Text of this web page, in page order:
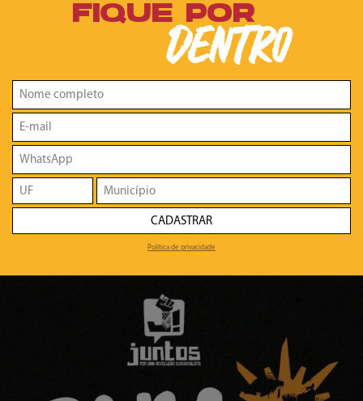
FIQUE POR
DENTRO
CADASTRAR
Política de privacidade